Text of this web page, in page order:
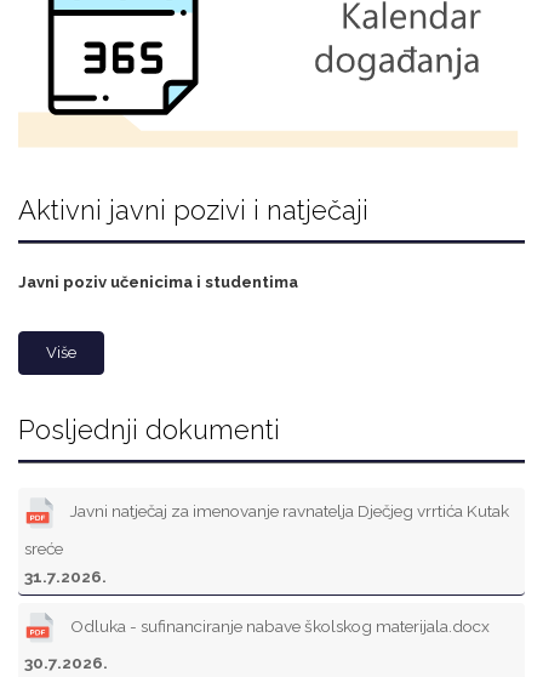
Aktivni javni pozivi i natječaji
Javni poziv učenicima i studentima
Više
Posljednji dokumenti
Javni natječaj za imenovanje ravnatelja Dječjeg vrrtića Kutak
sreće
31.7.2026.
Odluka - sufinanciranje nabave školskog materijala.docx
30.7.2026.